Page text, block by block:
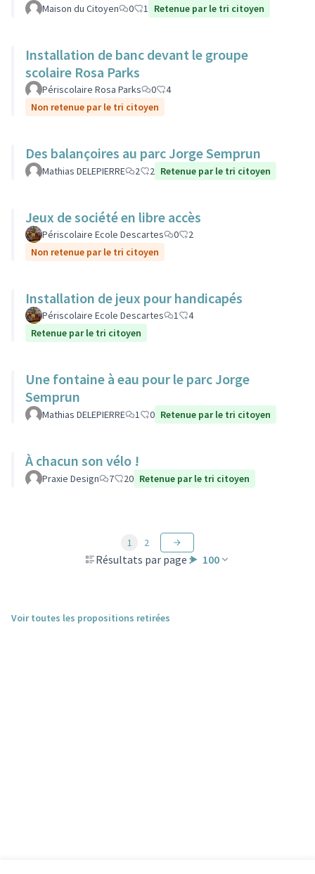
Maison du Citoyen 0 1 Retenue par le tri citoyen
Installation de banc devant le groupe
scolaire Rosa Parks
Périscolaire Rosa Parks 0
4
Non retenue par le tri citoyen
Des balançoires au parc Jorge Semprun
Mathias DELEPIERRE 2 2 Retenue par le tri citoyen
Jeux de société en libre accès
Périscolaire Ecole Descartes 0
2
Non retenue par le tri citoyen
Installation de jeux pour handicapés
Périscolaire Ecole Descartes 1
4
Retenue par le tri citoyen
Une fontaine à eau pour le parc Jorge
Semprun
Mathias DELEPIERRE 1 0 Retenue par le tri citoyen
À chacun son vélo !
Praxie Design 7 20 Retenue par le tri citoyen
Résultats par page : 100
1 2
Voir toutes les propositions retirées